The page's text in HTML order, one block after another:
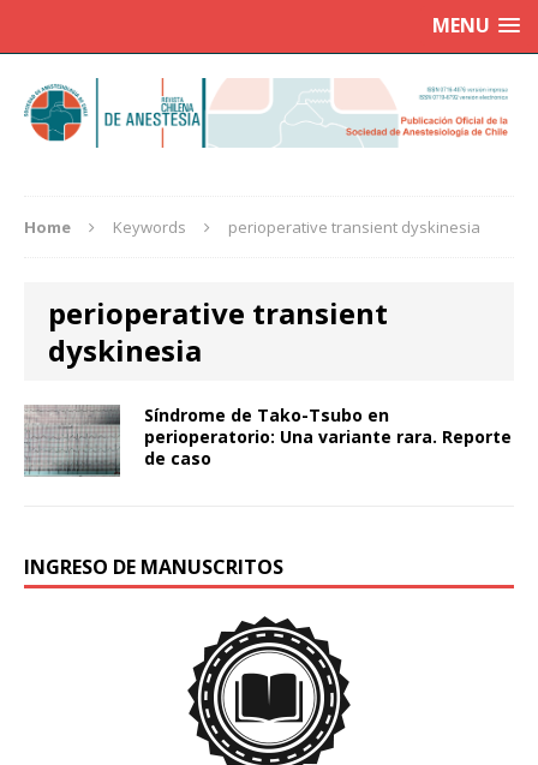
MENU
Home Keywords perioperative transient dyskinesia
perioperative transient
dyskinesia
Síndrome de Tako-Tsubo en
perioperatorio: Una variante rara. Reporte
de caso
INGRESO DE MANUSCRITOS